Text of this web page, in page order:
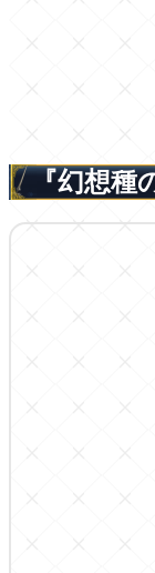
『幻想種